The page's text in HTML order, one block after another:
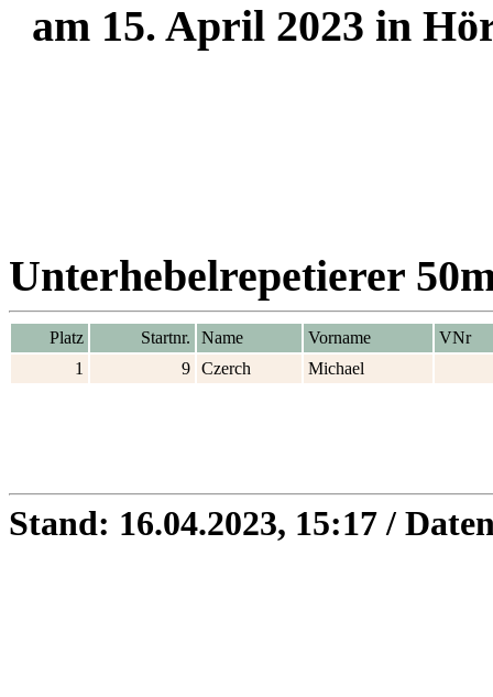
am 15. April 2023 in
Unterhebelrepetierer
Platz Startnr. Name Vorname
VNr
1
9 Czerch Michael
Stand: 16.04.2023, 15:17 /